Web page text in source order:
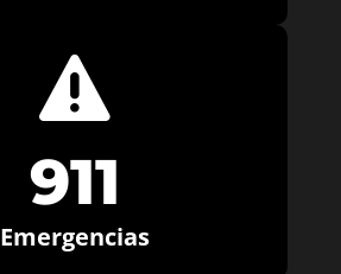

911
Emergencias